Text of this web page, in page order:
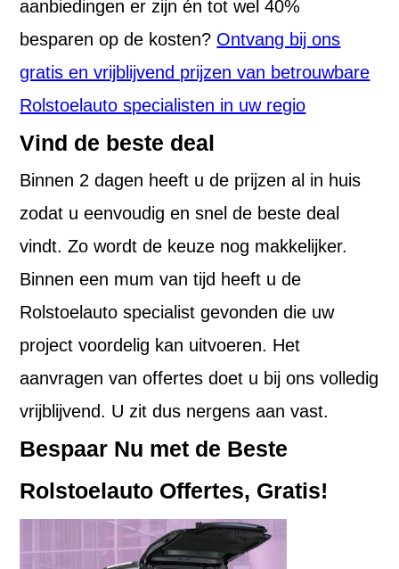
aanbiedingen er zijn én tot wel 40%
besparen op de kosten? Ontvang bij ons
gratis en vrijblijvend prijzen van betrouwbare
Rolstoelauto specialisten in uw regio
Vind de beste deal
Binnen 2 dagen heeft u de prijzen al in huis
zodat u eenvoudig en snel de beste deal
vindt. Zo wordt de keuze nog makkelijker.
Binnen een mum van tijd heeft u de
Rolstoelauto specialist gevonden die uw
project voordelig kan uitvoeren. Het
aanvragen van offertes doet u bij ons volledig
vrijblijvend. U zit dus nergens aan vast.
Bespaar Nu met de Beste
Rolstoelauto Offertes, Gratis!